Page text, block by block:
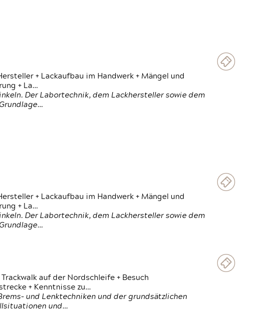
+ Lackaufbau im Handwerk + Mängel und
+ La…
Der Labortechnik, dem Lackhersteller sowie dem
+ Lackaufbau im Handwerk + Mängel und
+ La…
Der Labortechnik, dem Lackhersteller sowie dem
auf der Nordschleife + Besuch
+ Kenntnisse zu…
und Lenktechniken und der grundsätzlichen
und…